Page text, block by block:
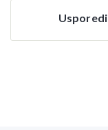
Usporedi